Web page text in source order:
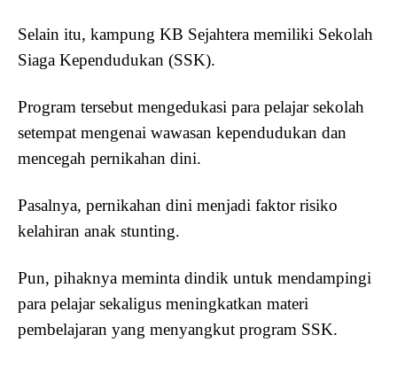
Selain itu, kampung KB Sejahtera memiliki Sekolah
Siaga Kependudukan (SSK).
Program tersebut mengedukasi para pelajar sekolah
setempat mengenai wawasan kependudukan dan
mencegah pernikahan dini.
Pasalnya, pernikahan dini menjadi faktor risiko
kelahiran anak stunting.
Pun, pihaknya meminta dindik untuk mendampingi
para pelajar sekaligus meningkatkan materi
pembelajaran yang menyangkut program SSK.